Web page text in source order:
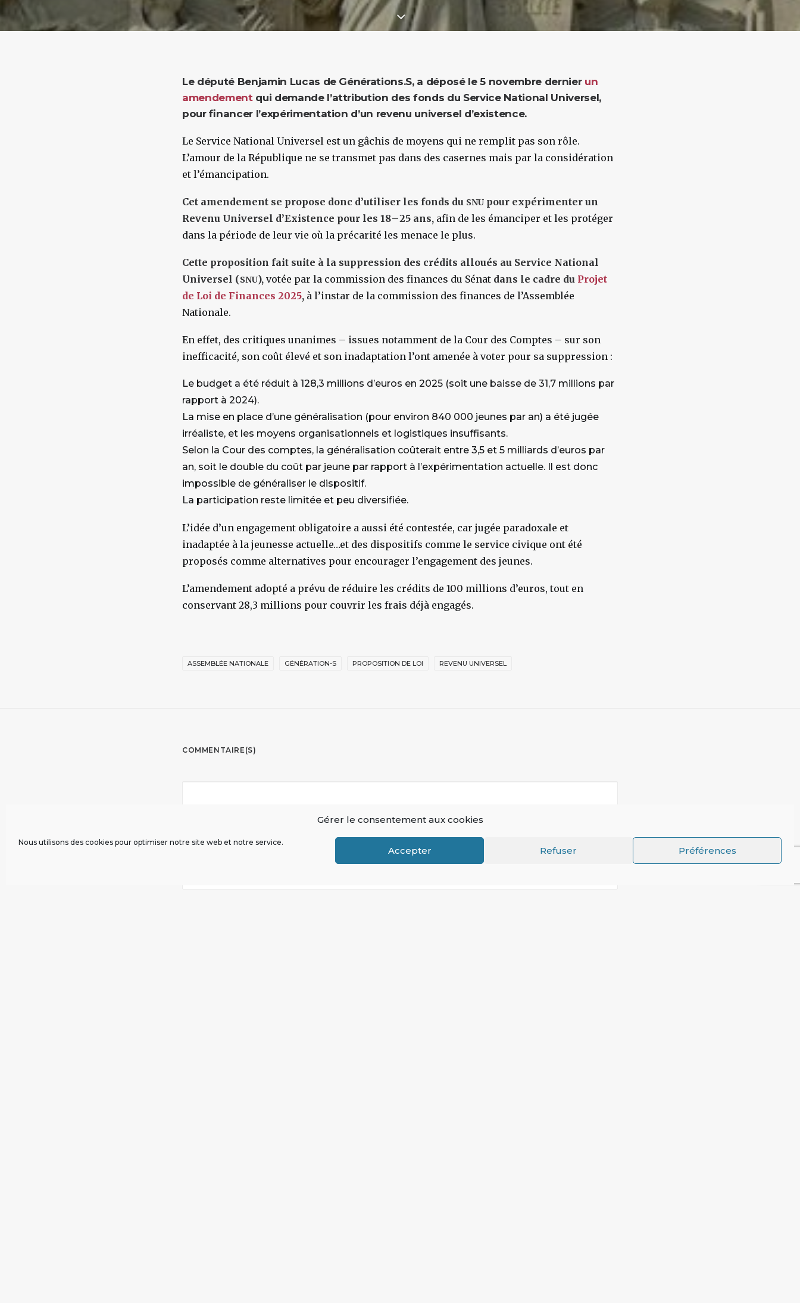
Gérer le consentement aux cookies
Nous utilisons des cookies pour optimiser notre site web et notre service.
Accepter Refuser Préférences
Le député Benjamin Lucas de Générations.S, a déposé le 5 novembre dernier un
amendementqui demande l’attribution des fonds du Service National Universel,
pour financer l’expérimentation d’un revenu universel d’existence.
Le Service National Universel est un gâchis de moyens qui ne remplit pas son rôle.
L’amour de la République ne se transmet pas dans des casernes mais par la considération
et l’émancipation.
Cet amendement se propose donc d’utiliser les fonds du SNU pour expérimenter un
Revenu Universel d’Existence pour les 18 – 25 ans, afin de les émanciper et les protéger
dans la période de leur vie où la précarité les menace le plus.
Cette proposition fait suite à la suppression des crédits alloués au Service National
Universel (SNU), votée par la commission des finances du Sénat dans le cadre du Projet
de Loi de Finances 2025, à l’instar de la commission des finances de l’Assemblée
Nationale.
En effet, des critiques unanimes – issues notamment de la Cour des Comptes – sur son
inefficacité, son coût élevé et son inadaptation l’ont amenée à voter pour sa suppression :
Le budget a été réduit à 128,3 millions d’euros en 2025 (soit une baisse de 31,7 millions par
rapport à 2024).
La mise en place d’une généralisation (pour environ 840 000 jeunes par an) a été jugée
irréaliste, et les moyens organisationnels et logistiques insuffisants.
Selon la Cour des comptes, la généralisation coûterait entre 3,5 et 5 milliards d’euros par
an, soit le double du coût par jeune par rapport à l’expérimentation actuelle. Il est donc
impossible de généraliser le dispositif.
La participation reste limitée et peu diversifiée.
L’idée d’un engagement obligatoire a aussi été contestée, car jugée paradoxale et
inadaptée à la jeunesse actuelle…et des dispositifs comme le service civique ont été
proposés comme alternatives pour encourager l’engagement des jeunes.
L’amendement adopté a prévu de réduire les crédits de 100 millions d’euros, tout en
conservant 28,3 millions pour couvrir les frais déjà engagés.
ASSEMBLÉE NATIONALE GÉNÉRATION-S PROPOSITION DE LOI REVENU UNIVERSEL
COMMENTAIRE(S)